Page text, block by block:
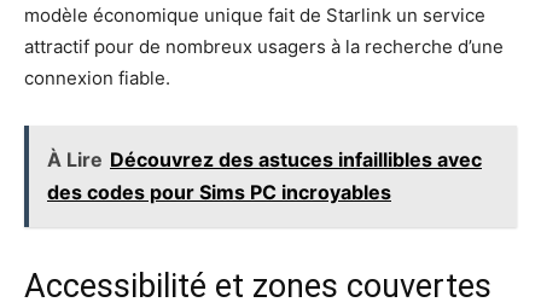
modèle économique unique fait de Starlink un service
attractif pour de nombreux usagers à la recherche d’une
connexion fiable.
À Lire Découvrez des astuces infaillibles avec
des codes pour Sims PC incroyables
Accessibilité et zones couvertes